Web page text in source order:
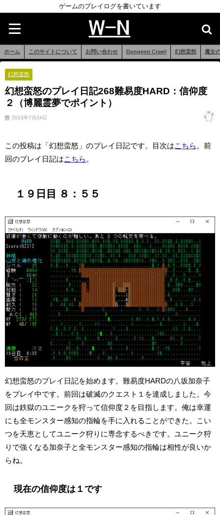
ゲームのプレイログを書いています
ホーム このサイトについて お問い合わせ Dungeon Crawl 幻想蛮怒 魔女
幻想蛮怒
幻想蛮怒のプレイ日記268難易度HARD：信仰度
２（博麗霊夢でポイント）
2023年7月24日
この投稿は「幻想蛮怒」のプレイ日記です。目次は こちら
。前
回のプレイ日記は こち ら
１９日目 ８：５５
幻想蛮怒のプレイ日記を始めます。難易度HARDの八坂加奈子
をプレイ中です。前回は破滅のクエスト１を達成しました。今
回は鉄獄のユニークを狩って信仰度２を目指します。俺は幸運
にも全モンスター感知の指輪を手に入れることができた。こい
つを天恵としてユニーク狩りに専念するべきです。ユニーク狩
りで強くなる加奈子と全モンスター感知の指輪は相性が良いか
らね。
現在の信仰度は１です